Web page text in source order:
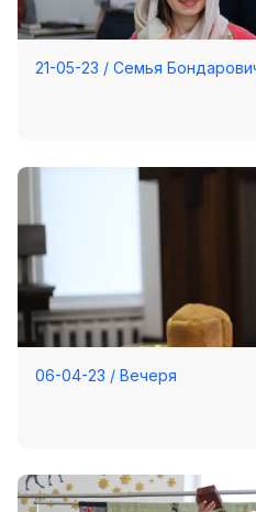
21-05-23 / Семья
06-04-23 / Вечеря